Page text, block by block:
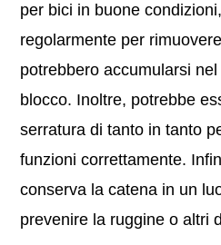
per bici in buone
regolarmente per
potrebbero accumularsi
blocco. Inoltre, potrebbe
serratura di tanto in tanto
funzioni correttamente.
conserva la catena in un
prevenire la ruggine o altri